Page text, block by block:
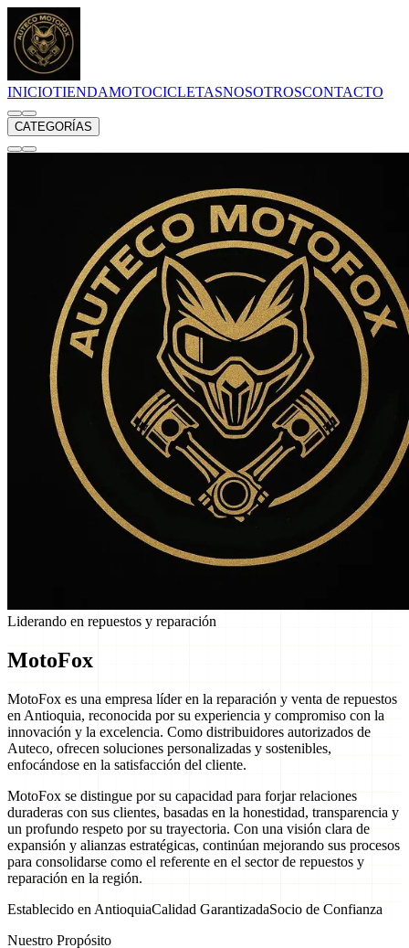
INICIOTIENDAMOTOCICLETASNOSOTROSCONTACTO
CATEGORÍAS
Liderando en repuestos y reparación
MotoFox
MotoFox es una empresa líder en la reparación y venta de repuestos
en Antioquia, reconocida por su experiencia y compromiso con la
innovación y la excelencia. Como distribuidores autorizados de
Auteco, ofrecen soluciones personalizadas y sostenibles,
enfocándose en la satisfacción del cliente.
MotoFox se distingue por su capacidad para forjar relaciones
duraderas con sus clientes, basadas en la honestidad, transparencia y
un profundo respeto por su trayectoria. Con una visión clara de
expansión y alianzas estratégicas, continúan mejorando sus procesos
para consolidarse como el referente en el sector de repuestos y
reparación en la región.
Establecido en AntioquiaCalidad GarantizadaSocio de Confianza
Nuestro Propósito